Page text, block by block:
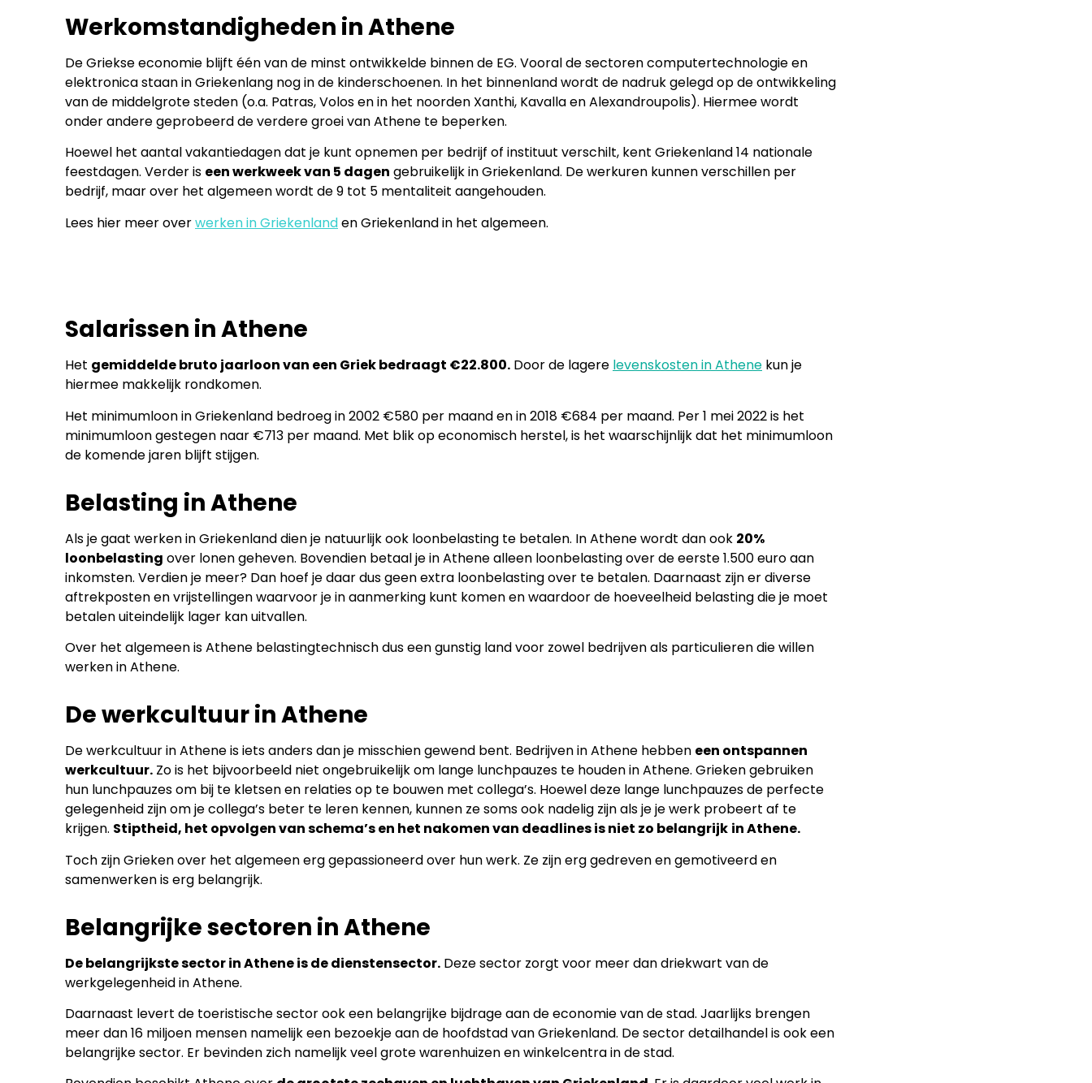
Werkomstandigheden in Athene
De Griekse economie blijft één van de minst ontwikkelde binnen de EG. Vooral de sectoren computertechnologie en
elektronica staan in Griekenlang nog in de kinderschoenen. In het binnenland wordt de nadruk gelegd op de ontwikkeling
van de middelgrote steden (o.a. Patras, Volos en in het noorden Xanthi, Kavalla en Alexandroupolis). Hiermee wordt
onder andere geprobeerd de verdere groei van Athene te beperken.
Hoewel het aantal vakantiedagen dat je kunt opnemen per bedrijf of instituut verschilt, kent Griekenland 14 nationale
feestdagen. Verder is een werkweek van 5 dagen gebruikelijk in Griekenland. De werkuren kunnen verschillen per
bedrijf, maar over het algemeen wordt de 9 tot 5 mentaliteit aangehouden.
Lees hier meer overwerken in Griekenlanden Griekenland in het algemeen.
Salarissen in Athene
Het gemiddelde bruto jaarloon van een Griek bedraagt €22.800. Door de lagere levenskosten in Athene kun je
hiermee makkelijk rondkomen.
Het minimumloon in Griekenland bedroeg in 2002 €580 per maand en in 2018 €684 per maand. Per 1 mei 2022 is het
minimumloon gestegen naar €713 per maand. Met blik op economisch herstel, is het waarschijnlijk dat het minimumloon
de komende jaren blijft stijgen.
Belasting in Athene
Als je gaat werken in Griekenland dien je natuurlijk ook loonbelasting te betalen. In Athene wordt dan ook 20%
loonbelasting over lonen geheven. Bovendien betaal je in Athene alleen loonbelasting over de eerste 1.500 euro aan
inkomsten. Verdien je meer? Dan hoef je daar dus geen extra loonbelasting over te betalen. Daarnaast zijn er diverse
aftrekposten en vrijstellingen waarvoor je in aanmerking kunt komen en waardoor de hoeveelheid belasting die je moet
betalen uiteindelijk lager kan uitvallen.
Over het algemeen is Athene belastingtechnisch dus een gunstig land voor zowel bedrijven als particulieren die willen
werken in Athene.
De werkcultuur in Athene
De werkcultuur in Athene is iets anders dan je misschien gewend bent. Bedrijven in Athene hebben een ontspannen
werkcultuur. Zo is het bijvoorbeeld niet ongebruikelijk om lange lunchpauzes te houden in Athene. Grieken gebruiken
hun lunchpauzes om bij te kletsen en relaties op te bouwen met collega’s. Hoewel deze lange lunchpauzes de perfecte
gelegenheid zijn om je collega’s beter te leren kennen, kunnen ze soms ook nadelig zijn als je je werk probeert af te
krijgen. Stiptheid, het opvolgen van schema’s en het nakomen van deadlines is niet zo belangrijk in Athene.
Toch zijn Grieken over het algemeen erg gepassioneerd over hun werk. Ze zijn erg gedreven en gemotiveerd en
samenwerken is erg belangrijk.
Belangrijke sectoren in Athene
De belangrijkste sector in Athene is de dienstensector. Deze sector zorgt voor meer dan driekwart van de
werkgelegenheid in Athene.
Daarnaast levert de toeristische sector ook een belangrijke bijdrage aan de economie van de stad. Jaarlijks brengen
meer dan 16 miljoen mensen namelijk een bezoekje aan de hoofdstad van Griekenland. De sector detailhandel is ook een
belangrijke sector. Er bevinden zich namelijk veel grote warenhuizen en winkelcentra in de stad.